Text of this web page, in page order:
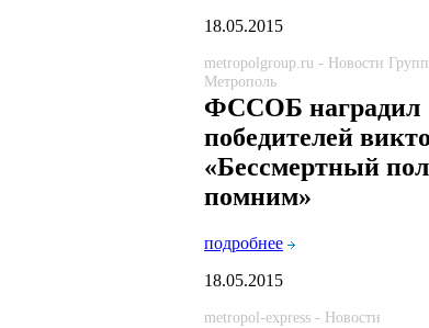
18.05.2015
metropolgroup.ru - Новости
Метрополь
ФССОБ наградил
победителей
«Бессмертный
помним»
подробнее
18.05.2015
metropol-express - Новости